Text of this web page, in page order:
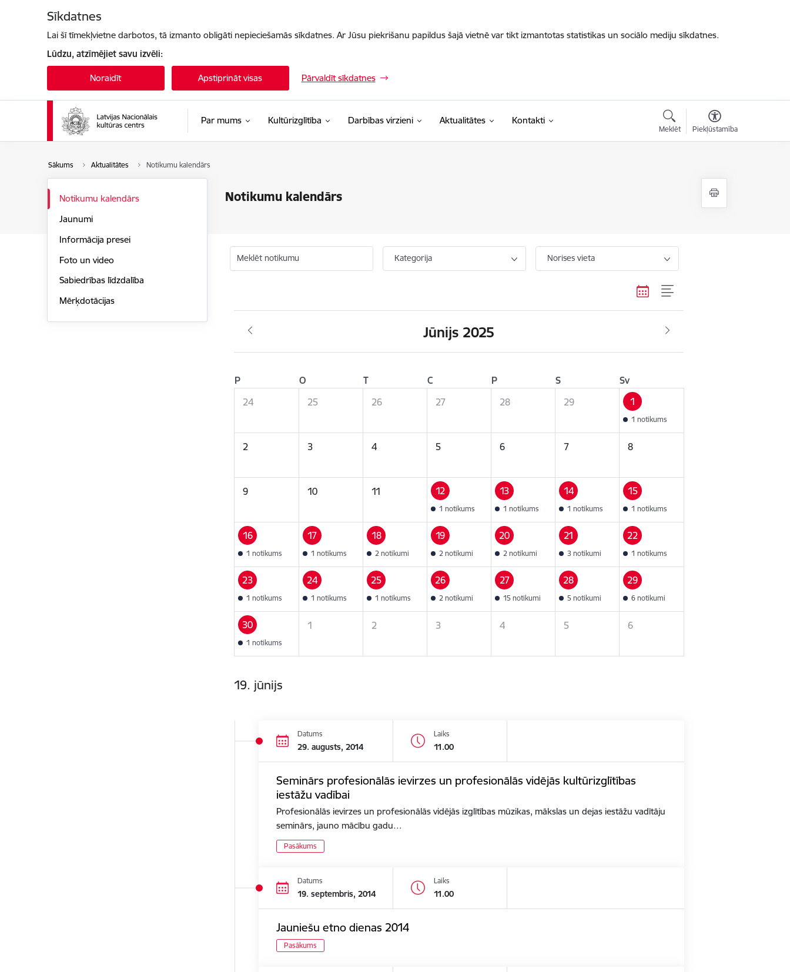
Sīkdatnes
Lai šī tīmekļvietne darbotos, tā izmanto obligāti nepieciešamās sīkdatnes. Ar Jūsu piekrišanu papildus šajā vietnē var tikt izmantotas statistikas un sociālo mediju sīkdatnes.
Lūdzu, atzīmējiet savu izvēli:
Noraidīt Apstiprināt visas Pārvaldīt sīkdatnes
Par mums Kultūrizglītība Darbības virzieni Aktualitātes Kontakti
Meklēt Piekļūstamība
Sākums Aktualitātes Notikumu kalendārs
Notikumu kalendārs
Notikumu kalendārs
Jaunumi
Informācija presei
Foto un video
Sabiedrības līdzdalība
Mērķdotācijas
Meklēt notikumu Kategorija Norises vieta
Jūnijs 2025
P O T C P S
Sv
24
25 26 27 28 29 1
1 notikums
2 3 4 5 6 7 8
9 10 11 12
1 notikums
13
1 notikums
14
1 notikums
15
1 notikums
16
1 notikums
17
1 notikums
18
2 notikumi
19
2 notikumi
20
2 notikumi
21
3 notikumi
22
1 notikums
23
1 notikums
24
1 notikums
25
1 notikums
26
2 notikumi
27
15 notikumi
28
5 notikumi
29
6 notikumi
30
1 notikums
1 2 3 4 5 6
19. jūnijs
Datums
29. augusts, 2014
Laiks
11.00
Seminārs profesionālās ievirzes un profesionālās vidējās kultūrizglītības
iestāžu vadībai
Profesionālās ievirzes un profesionālās vidējās izglītības mūzikas, mākslas un dejas iestāžu vadītāju
seminārs, jauno mācību gadu…
Pasākums
Datums
19. septembris, 2014
Laiks
11.00
Jauniešu etno dienas 2014
Pasākums